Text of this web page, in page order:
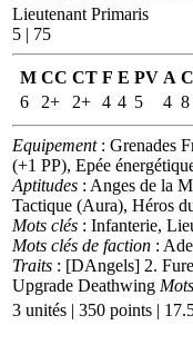
Lieutenant Primaris
5 | 75
M CC CT F E PV A
6
2+ 2+ 4 4 5 4 8
Equipement: Grenades
(+1 PP), Epée
Aptitudes : Anges de la
Tactique (Aura), Héros
Mots clés : Infanterie,
Mots clés de faction :
Traits : [DAngels] 2.
Upgrade Deathwing
3 unités | 350 points |